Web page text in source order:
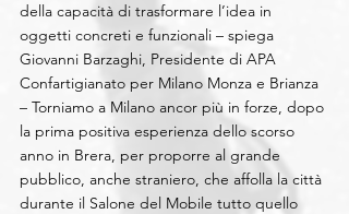
della capacità di trasformare l’idea in
oggetti concreti e funzionali – spiega
Giovanni Barzaghi, Presidente di APA
Confartigianato per Milano Monza e Brianza
– Torniamo a Milano ancor più in forze, dopo
la prima positiva esperienza dello scorso
anno in Brera, per proporre al grande
pubblico, anche straniero, che affolla la città
durante il Salone del Mobile tutto quello